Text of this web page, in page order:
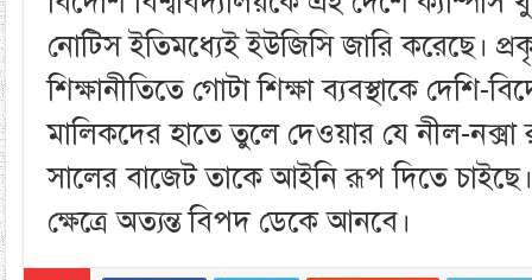
নোটিস ইতিমধ্যেই ইউজিসি জারি করেছে।
শিক্ষানীতিতে গোটা শিক্ষা ব্যবস্থাকে দেশি-
মালিকদের হাতে তুলে দেওয়ার যে নীল-
সালের বাজেট তাকে আইনি রূপ দিতে চাইছে।
ক্ষেত্রে অত্যন্ত বিপদ ডেকে আনবে।